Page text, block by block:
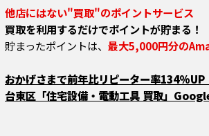
他店にはない"買取"のポイントサービス
買取を利用するだけでポイントが貯まる！
貯まったポイントは、 最大5,000円分の
おかげさまで前年比リピーター率134%UP
台東区「住宅設備・電動工具 買取」